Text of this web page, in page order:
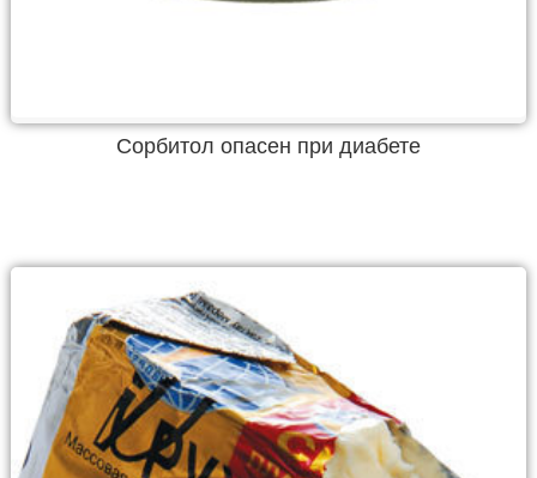
Сорбитол опасен при диабете